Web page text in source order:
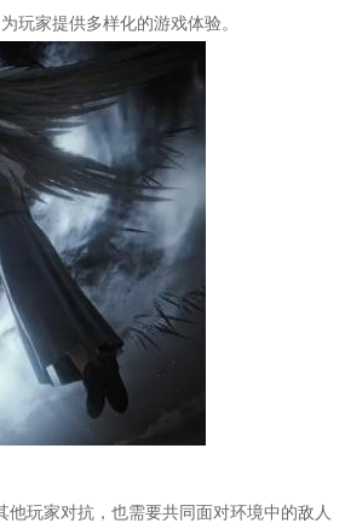
玩家提供多样化的游戏体验。
玩家对抗，也需要共同面对环境中的敌人